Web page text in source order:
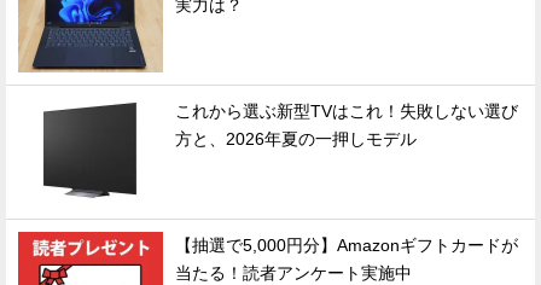
実力は？
これから選ぶ新型TVはこれ！失敗しない選び
方と、2026年夏の一押しモデル
【抽選で5,000円分】Amazonギフトカードが
当たる！読者アンケート実施中